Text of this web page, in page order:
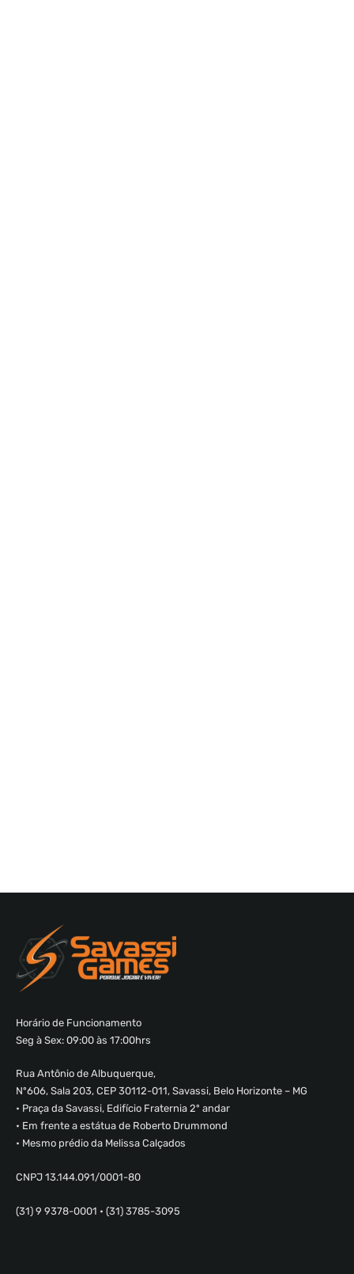
Horário de Funcionamento
Seg à Sex: 09:00 às 17:00hrs
Rua Antônio de Albuquerque,
Nº606, Sala 203, CEP 30112-011, Savassi, Belo Horizonte – MG
• Praça da Savassi, Edifício Fraternia 2º andar
• Em frente a estátua de Roberto Drummond
• Mesmo prédio da Melissa Calçados
CNPJ 13.144.091/0001-80
(31) 9 9378-0001 • (31) 3785-3095